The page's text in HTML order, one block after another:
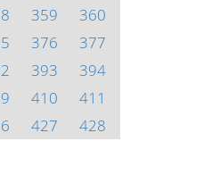
359
360
376
377
393
394
410
411
427
428